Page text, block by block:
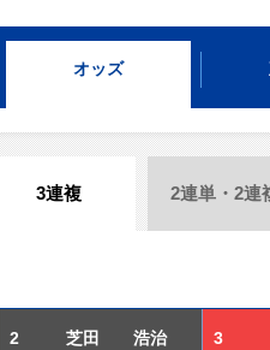
オッズ
3連複 2連単・2連
2 芝田 浩治 3